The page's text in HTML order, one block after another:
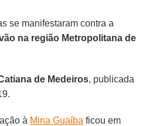
se manifestaram contra a
na região Metropolitana de
de Medeiros, publicada
à Mina Guaíba ficou em